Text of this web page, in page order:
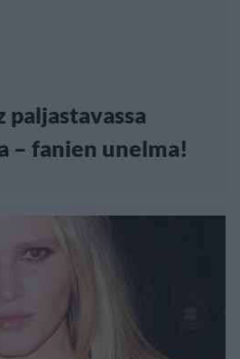
paljastavassa
– fanien unelma!